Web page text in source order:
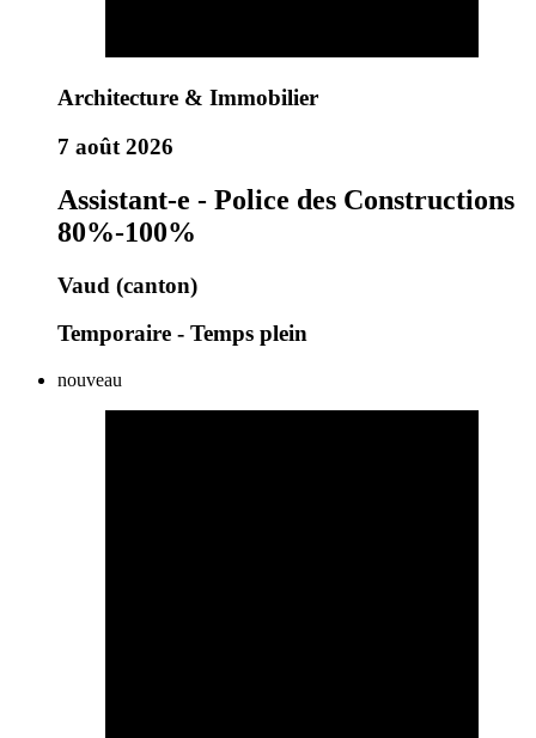
Architecture & Immobilier
7 août 2026
Assistant-e - Police des Constructions
80%-100%
Vaud (canton)
Temporaire - Temps plein
nouveau